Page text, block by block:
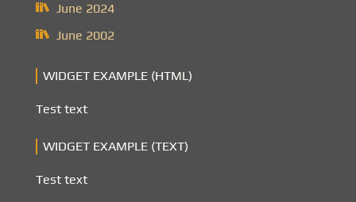
June 2024
June 2002
WIDGET EXAMPLE (HTML)
Test text
WIDGET EXAMPLE (TEXT)
Test text